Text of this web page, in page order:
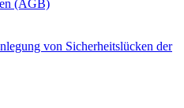
(AGB)
von Sicherheitslücken der